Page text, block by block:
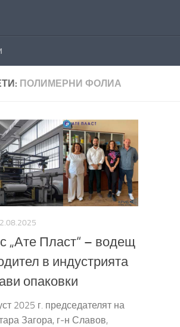
ПОЛИМЕРНИ ФОЛИА
„Ате Пласт“ – водещ
в индустрията
опаковки
2025 г. председателят на
Загора, г-н Славов,